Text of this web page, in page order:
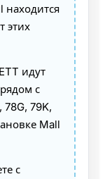
находится
этих
идут
с
79K,
Mall
с